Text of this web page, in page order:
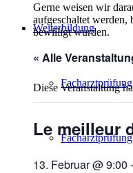
Weiterbildung
Facharztprüfung
Gerne weisen wir
aufgeschaltet werden,
bewilligt wurden.
« Alle
Diese Veranstaltung
Le meilleur
13. Februar @ 9:00 -